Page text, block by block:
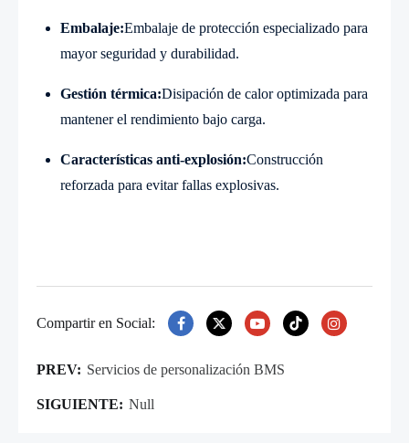
Embalaje:Embalaje de protección especializado para
mayor seguridad y durabilidad.
Gestión térmica:Disipación de calor optimizada para
mantener el rendimiento bajo carga.
Características anti-explosión:Construcción
reforzada para evitar fallas explosivas.
Compartir en Social:
PREV: Servicios de personalización BMS
SIGUIENTE: Null